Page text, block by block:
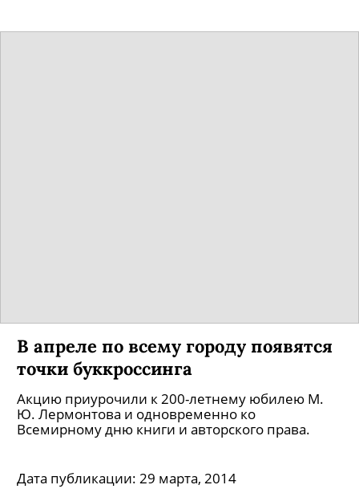
В апреле по всему городу появятся
точки буккроссинга
Акцию приурочили к 200-летнему юбилею М.
Ю. Лермонтова и одновременно ко
Всемирному дню книги и авторского права.
Дата публикации: 29 марта, 2014